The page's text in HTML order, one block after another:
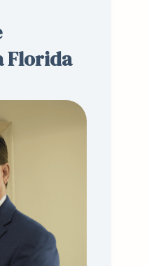
Florida